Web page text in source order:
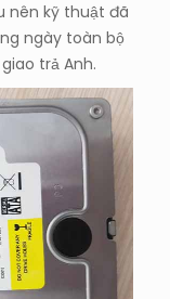
nên kỹ thuật đã
ngày toàn bộ
trả Anh.